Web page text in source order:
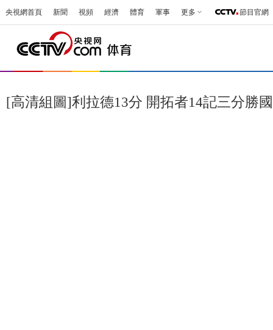
央視網首頁 新聞 視頻 經濟 體育 軍事 更多 節目官網
[高清組圖]利拉德13分 開拓者14記三分勝